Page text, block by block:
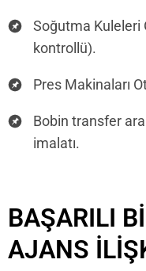
Soğutma Kuleleri
kontrollü).
Pres Makinaları
Bobin transfer
imalatı.
BAŞARILI
AJANS